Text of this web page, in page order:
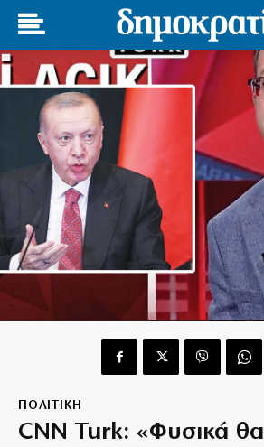
ΠΟΛΙΤΙΚΗ
CNN Turk: «Φυσικά θα